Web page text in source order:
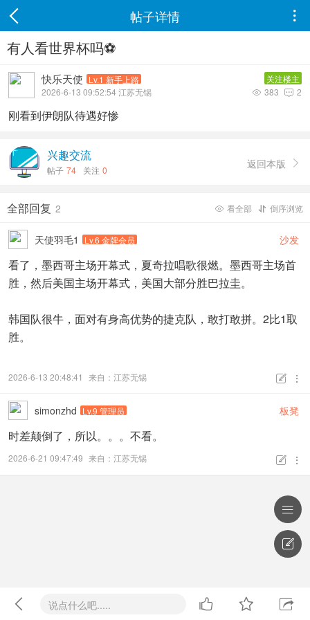
帖子详情 
有人看世界杯吗⚽️
快乐天使 Lv.1 新手上路
关注楼主
2026-6-13 09:52:54 江苏无锡
 2
 383
刚看到伊朗队待遇好惨
兴趣交流
帖子 74 关注 0 返回本版 
 倒序浏览
 看全部
全部回复 2
天使羽毛1 Lv.6 金牌会员 沙发
看了，墨西哥主场开幕式，夏奇拉唱歌很燃。墨西哥主场首
胜，然后美国主场开幕式，美国大部分胜巴拉圭。
韩国队很牛，面对有身高优势的捷克队，敢打敢拼。2比1取
胜。
2026-6-13 20:48:41 来自：江苏无锡  
simonzhd Lv.9 管理员 板凳
时差颠倒了，所以。。。不看。
2026-6-21 09:47:49 来自：江苏无锡  
 说点什么吧.....   

